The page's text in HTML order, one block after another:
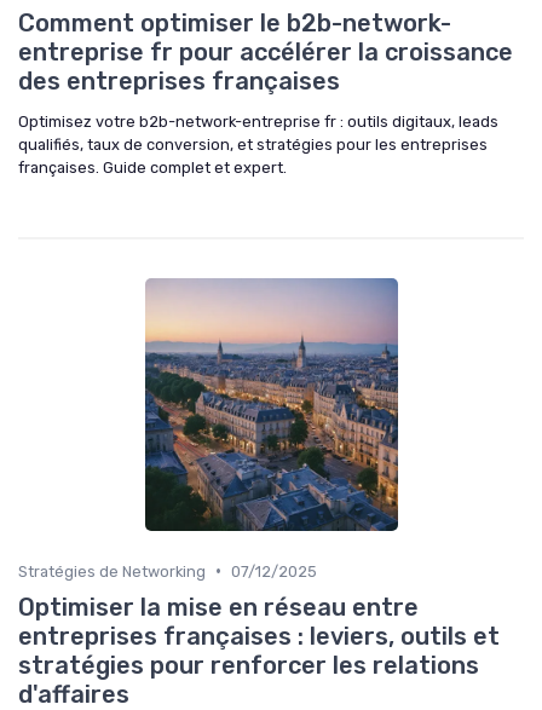
Comment optimiser le b2b-network-
entreprise fr pour accélérer la croissance
des entreprises françaises
Optimisez votre b2b-network-entreprise fr : outils digitaux, leads
qualifiés, taux de conversion, et stratégies pour les entreprises
françaises. Guide complet et expert.
Stratégies de Networking • 07/12/2025
Optimiser la mise en réseau entre
entreprises françaises : leviers, outils et
stratégies pour renforcer les relations
d'affaires